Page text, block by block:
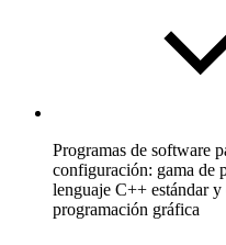
Programas de software
configuración: gama de
lenguaje C++ estándar
programación gráfica